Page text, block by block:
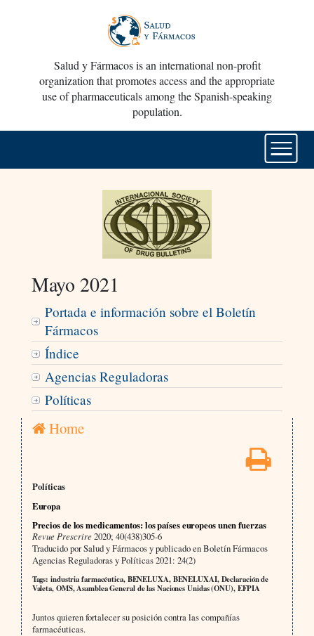
Salud y Fármacos is an international non-profit
organization that promotes access and the appropriate
use of pharmaceuticals among the Spanish-speaking
population.
Mayo 2021
Portada e información sobre el Boletín
Fármacos
Índice
Agencias Reguladoras
Políticas
Home
Políticas
Europa
Precios de los medicamentos: los países europeos unen fuerzas
Revue Prescrire2020; 40(438)305-6
Traducido por Salud y Fármacos y publicado en Boletín Fármacos
Agencias Reguladoras y Políticas 2021: 24(2)
Tags: industria farmacéutica, BENELUXA, BENELUXAI, Declaración de
Valeta, OMS, Asamblea General de las Naciones Unidas (ONU), EFPIA
Juntos quieren fortalecer su posición contra las compañías
farmacéuticas.